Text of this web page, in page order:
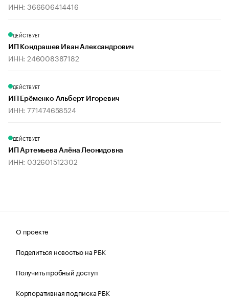
ИНН: 366606414416
ДЕЙСТВУЕТ
ИП Кондрашев Иван Александрович
ИНН: 246008387182
ДЕЙСТВУЕТ
ИП Ерёменко Альберт Игоревич
ИНН: 771474658524
ДЕЙСТВУЕТ
ИП Артемьева Алёна Леонидовна
ИНН: 032601512302
О проекте
Поделиться новостью на РБК
Получить пробный доступ
Корпоративная подписка РБК